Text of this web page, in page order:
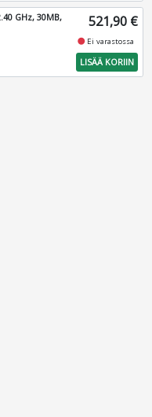
GHz, 30MB,
521,90 €
fiber_manual_record Ei varastossa
LISÄÄ KORIIN